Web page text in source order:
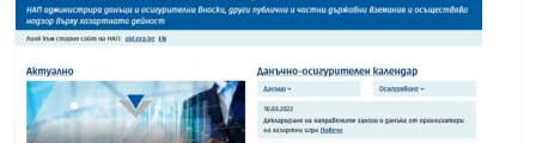
т
а
р
а